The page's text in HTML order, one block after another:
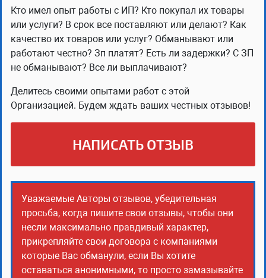
Кто имел опыт работы с ИП? Кто покупал их товары
или услуги? В срок все поставляют или делают? Как
качество их товаров или услуг? Обманывают или
работают честно? Зп платят? Есть ли задержки? С ЗП
не обманывают? Все ли выплачивают?
Делитесь своими опытами работ с этой
Организацией. Будем ждать ваших честных отзывов!
НАПИСАТЬ ОТЗЫВ
Уважаемые Авторы отзывов, убедительная
просьба, когда пишите свои отзывы, чтобы они
несли максимально правдивый характер,
прикрепляйте свои договора с компаниями
которые Вас обманули, если Вы хотите
оставаться анонимными, то просто замазывайте